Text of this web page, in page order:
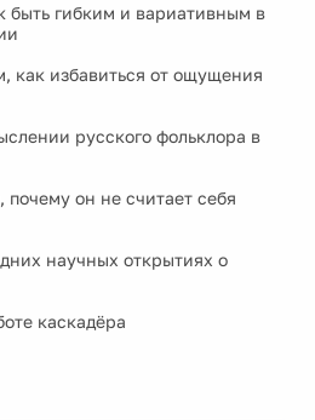
быть гибким и вариативным в
как избавиться от ощущения
русского фольклора в
он не считает себя
научных открытиях о
каскадёра